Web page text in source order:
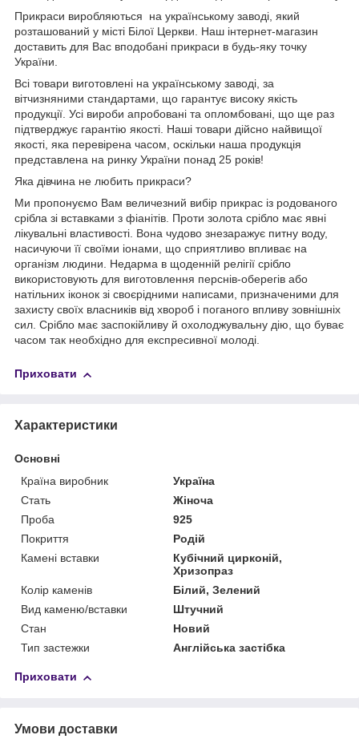
Прикраси виробляються на українському заводі, який
розташований у місті Білої Церкви. Наш інтернет-магазин
доставить для Вас вподобані прикраси в будь-яку точку
України.
Всі товари виготовлені на українському заводі, за
вітчизняними стандартами, що гарантує високу якість
продукції. Усі вироби апробовані та опломбовані, що ще раз
підтверджує гарантію якості. Наші товари дійсно найвищої
якості, яка перевірена часом, оскільки наша продукція
представлена на ринку України понад 25 років!
Яка дівчина не любить прикраси?
Ми пропонуємо Вам величезний вибір прикрас із родованого
срібла зі вставками з фіанітів. Проти золота срібло має явні
лікувальні властивості. Вона чудово знезаражує питну воду,
насичуючи її своїми іонами, що сприятливо впливає на
організм людини. Недарма в щоденній релігії срібло
використовують для виготовлення перснів-оберегів або
натільних іконок зі своєрідними написами, призначеними для
захисту своїх власників від хвороб і поганого впливу зовнішніх
сил. Срібло має заспокійливу й охолоджувальну дію, що буває
часом так необхідно для експресивної молоді.
Приховати
Характеристики
Основні
Країна виробник
Україна
Стать
Жіноча
Проба
925
Покриття
Родій
Камені вставки
Кубічний цирконій,
Хризопраз
Колір каменів
Білий, Зелений
Вид каменю/вставки
Штучний
Стан
Новий
Тип застежки
Англійська застібка
Приховати
Умови доставки